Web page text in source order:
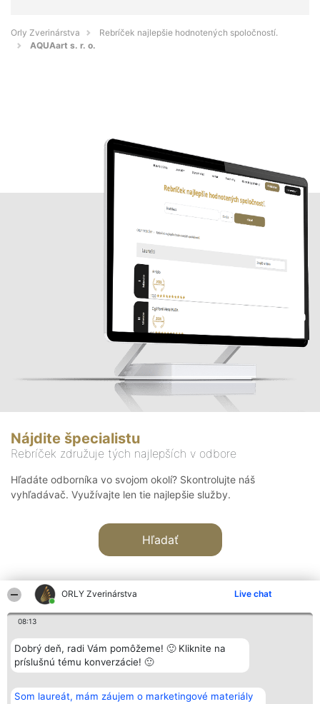
ORLY Zverinárstva Live chat
08:13
Dobrý deň, radi Vám pomôžeme! 🙂 Kliknite na
príslušnú tému konverzácie! 🙂
Som laureát, mám záujem o marketingové materiály
Orly Zverinárstva
Rebríček najlepšie hodnotených spoločností.
AQUAart s. r. o.
Nájdite špecialistu
Rebríček združuje tých najlepších v odbore
Hľadáte odborníka vo svojom okolí? Skontrolujte náš
vyhľadávač. Využívajte len tie najlepšie služby.
Hľadať
Organizátor hodnotenia
Bright Side Solutions sp. z o.
o. sp. k.
Wrocław 50-079
KRS 0000749100 | Regon
Hodnotenie
Laureáti
Lista
Laureatów
Podmienky
Kontakt
Kontakt